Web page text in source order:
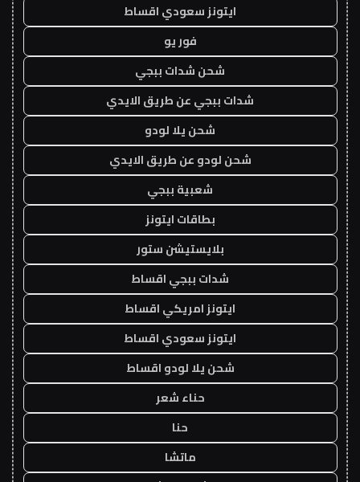
ايتونز سعودي اقساط
فور يو
شحن شدات ببجي
شدات ببجي عن طريق الايدي
شحن يلا لودو
شحن لودو عن طريق الايدي
شعبية ببجي
بطاقات ايتونز
بلايستيشن ستور
شدات ببجي اقساط
ايتونز امريكي اقساط
ايتونز سعودي اقساط
شحن يلا لودو اقساط
حناء شعر
حنا
ماتشا